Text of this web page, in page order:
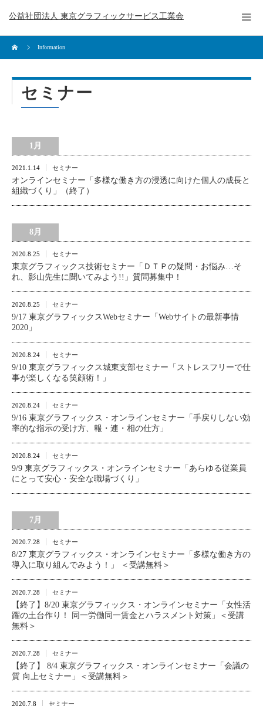
公益社団法人 東京グラフィックサービス工業会
Information
セミナー
1月
2021.1.14 セミナー
オンラインセミナー「多様な働き方の浸透に向けた個人の成長と
組織づくり」（終了）
8月
2020.8.25 セミナー
東京グラフィックス技術セミナー「ＤＴＰの疑問・お悩み…そ
れ、影山先生に聞いてみよう!!」質問募集中！
2020.8.25 セミナー
9/17 東京グラフィックスWebセミナー「Webサイトの最新事情
2020」
2020.8.24 セミナー
9/10 東京グラフィックス城東支部セミナー「ストレスフリーで仕
事が楽しくなる笑顔術！」
2020.8.24 セミナー
9/16 東京グラフィックス・オンラインセミナー「手戻りしない効
率的な指示の受け方、報・連・相の仕方」
2020.8.24 セミナー
9/9 東京グラフィックス・オンラインセミナー「あらゆる従業員
にとって安心・安全な職場づくり」
7月
2020.7.28 セミナー
8/27 東京グラフィックス・オンラインセミナー「多様な働き方の
導入に取り組んでみよう！」 ＜受講無料＞
2020.7.28 セミナー
【終了】8/20 東京グラフィックス・オンラインセミナー「女性活
躍の土台作り！ 同一労働同一賃金とハラスメント対策」＜受講
無料＞
2020.7.28 セミナー
【終了】 8/4 東京グラフィックス・オンラインセミナー「会議の
質 向上セミナー」＜受講無料＞
2020.7.8 セミナー